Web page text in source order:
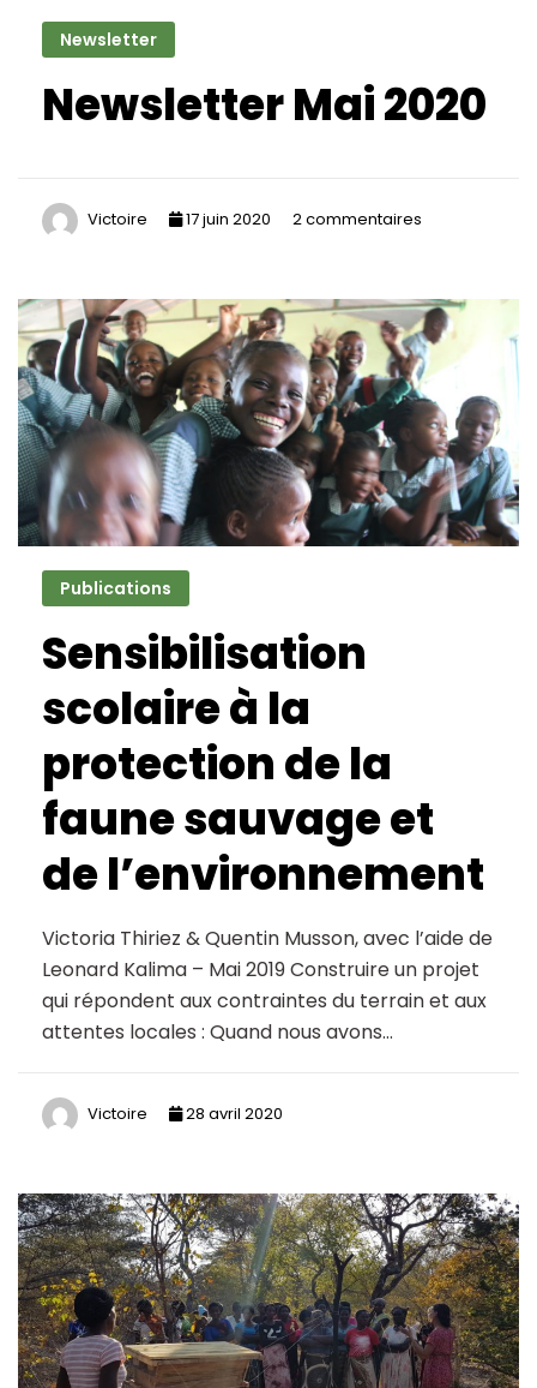
Newsletter
Newsletter Mai 2020
Victoire 17 juin 2020 2 commentaires
2020
Publications
Sensibilisation
scolaire à la
protection de la
faune sauvage et
de l’environnement
Victoria Thiriez & Quentin Musson, avec l’aide de
Leonard Kalima – Mai 2019 Construire un projet
qui répondent aux contraintes du terrain et aux
attentes locales : Quand nous avons…
Victoire 28 avril 2020